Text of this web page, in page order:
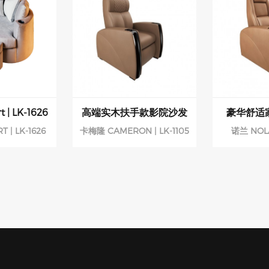
欢迎私信咨询，获取专属方案与报价
影院沙发 #电动沙发 #可调头枕 #高端定制 #LK11ZZ #家居美学 #影